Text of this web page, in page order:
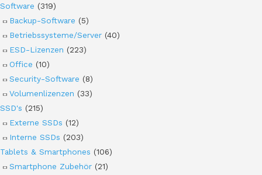
Software (319)
Backup-Software (5)
Betriebssysteme/Server (40)
ESD-Lizenzen (223)
Office (10)
Security-Software (8)
Volumenlizenzen (33)
SSD's (215)
Externe SSDs (12)
Interne SSDs (203)
Tablets & Smartphones (106)
Smartphone Zubehör (21)